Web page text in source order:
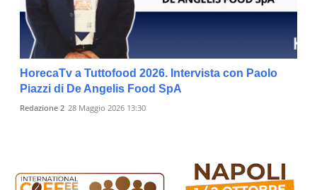
HorecaTv a Tuttofood 2026. Intervista con Paolo
Piazzi di De Angelis Food SpA
Redazione 2 28 Maggio 2026 13:30